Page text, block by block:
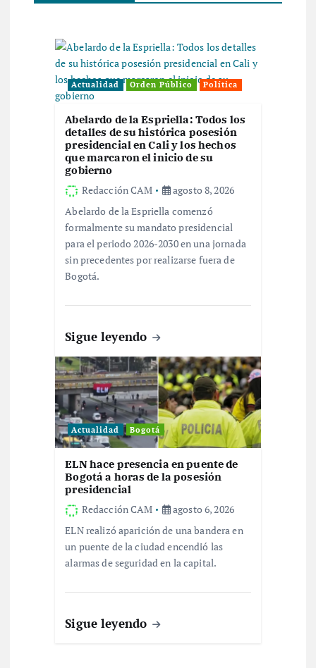
Actualidad Orden Público Política
Abelardo de la Espriella: Todos los
detalles de su histórica posesión
presidencial en Cali y los hechos
que marcaron el inicio de su
gobierno
Redacción CAM
agosto 8, 2026
Abelardo de la Espriella comenzó
formalmente su mandato presidencial
para el periodo 2026-2030 en una jornada
sin precedentes por realizarse fuera de
Bogotá.
Sigue leyendo
Actualidad Bogotá
ELN hace presencia en puente de
Bogotá a horas de la posesión
presidencial
Redacción CAM
agosto 6, 2026
ELN realizó aparición de una bandera en
un puente de la ciudad encendió las
alarmas de seguridad en la capital.
Sigue leyendo